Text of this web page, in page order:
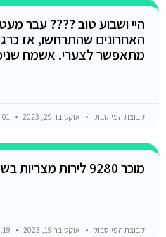
היי ושבוע טוב ???? עבר
האחרונים שהתרחשו, אז
מתאפשר לצערי. אשמח
קבוצת הפייסבוק אוקטובר 29, 2023
מוכר 9280 לירות מצריות בשער יציג
קבוצת הפייסבוק אוקטובר 19, 2023